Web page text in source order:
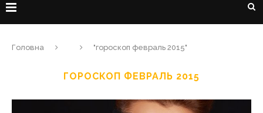
Головна "гороскоп февраль 2015"
ГОРОСКОП ФЕВРАЛЬ 2015